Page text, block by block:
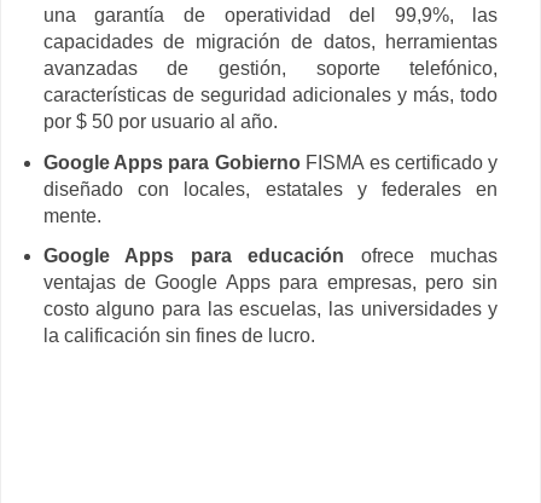
una garantía de operatividad del 99,9%, las
capacidades de migración de datos, herramientas
avanzadas de gestión, soporte telefónico,
características de seguridad adicionales y más, todo
por $ 50 por usuario al año.
Google Apps para GobiernoFISMA es certificado y
diseñado con locales, estatales y federales en
mente.
Google Apps para educación ofrece muchas
ventajas de Google Apps para empresas, pero sin
costo alguno para las escuelas, las universidades y
la calificación sin fines de lucro.